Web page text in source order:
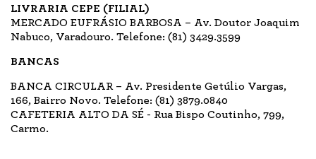
LIVRARIA CEPE (FILIAL)
MERCADO EUFRÁSIO BARBOSA – Av. Doutor Joaquim
Nabuco, Varadouro. Telefone: (81) 3429.3599
BANCAS
BANCA CIRCULAR – Av. Presidente Getúlio Vargas,
166, Bairro Novo. Telefone: (81) 3879.0840
CAFETERIA ALTO DA SÉ - Rua Bispo Coutinho, 799,
Carmo.